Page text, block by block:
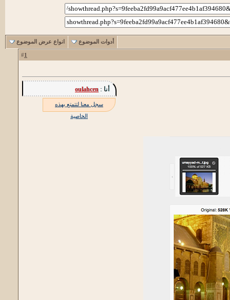
أدوات الموضوع انواع عرض الموضوع
1
أنا :oulahcen
سجل معنا لتتمتع بهذه
الخاصية